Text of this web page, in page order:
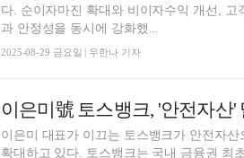
다. 순이자마진 확대와 비이자수익 개선,
과 안정성을 동시에 강화했...
2025-08-29 금요일 | 우한나 기자
이은미 대표가 이끄는 토스뱅크가 안전자
확대하고 있다. 토스뱅크는 국내 금융권 최초로 '살 때도 팔 때도 평생 무료 환전' 외환 서비스